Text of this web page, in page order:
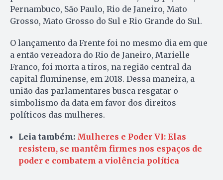
Pernambuco, São Paulo, Rio de Janeiro, Mato
Grosso, Mato Grosso do Sul e Rio Grande do Sul.
O lançamento da Frente foi no mesmo dia em que
a então vereadora do Rio de Janeiro, Marielle
Franco, foi morta a tiros, na região central da
capital fluminense, em 2018. Dessa maneira, a
união das parlamentares busca resgatar o
simbolismo da data em favor dos direitos
políticos das mulheres.
Leia também: Mulheres e Poder VI: Elas
resistem, se mantêm firmes nos espaços de
poder e combatem a violência política